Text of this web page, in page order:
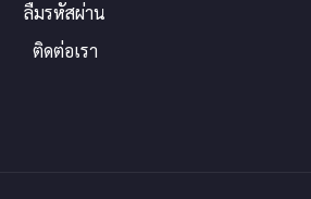
ลืมรหัสผ่าน
ติดต่อเรา